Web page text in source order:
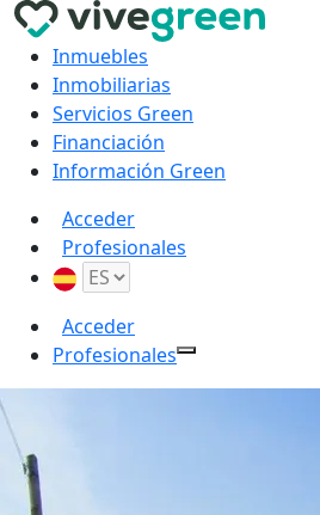
Inmuebles
Inmobiliarias
Servicios Green
Financiación
Información Green
Acceder
Profesionales
Acceder
Profesionales